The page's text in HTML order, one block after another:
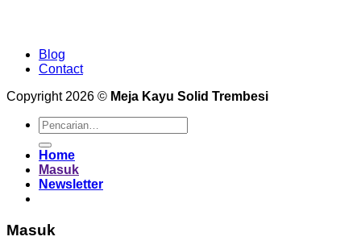
Blog
Contact
Copyright 2026 © Meja Kayu Solid Trembesi
Pencarian
untuk:
Home
Masuk
Newsletter
Masuk